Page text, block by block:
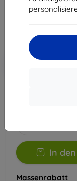
13,41 €
ohne MWSt11,27 €
Rabatt
In
Massenrabatt